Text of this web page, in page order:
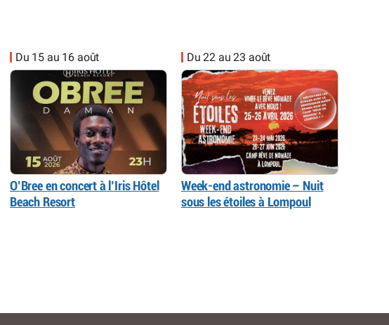
Du 15 au 16 août
O’Bree en concert à l’Iris Hôtel
Beach Resort
Du 22 au 23 août
Week-end astronomie – Nuit
sous les étoiles à Lompoul